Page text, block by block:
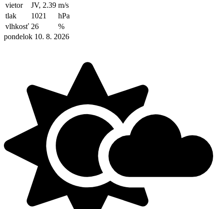
vietor
JV, 2.39 m/s
tlak
1021
hPa
vlhkosť 26
%
pondelok 10. 8. 2026